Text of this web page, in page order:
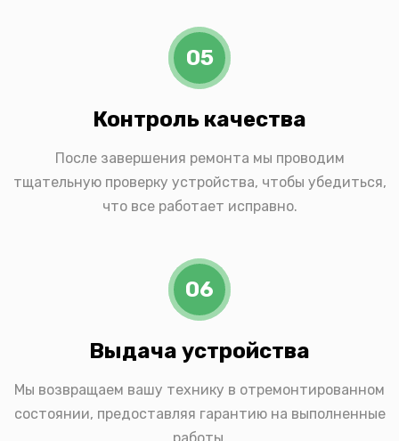
05
Контроль качества
После завершения ремонта мы проводим
тщательную проверку устройства, чтобы убедиться,
что все работает исправно.
06
Выдача устройства
Мы возвращаем вашу технику в отремонтированном
состоянии, предоставляя гарантию на выполненные
работы.